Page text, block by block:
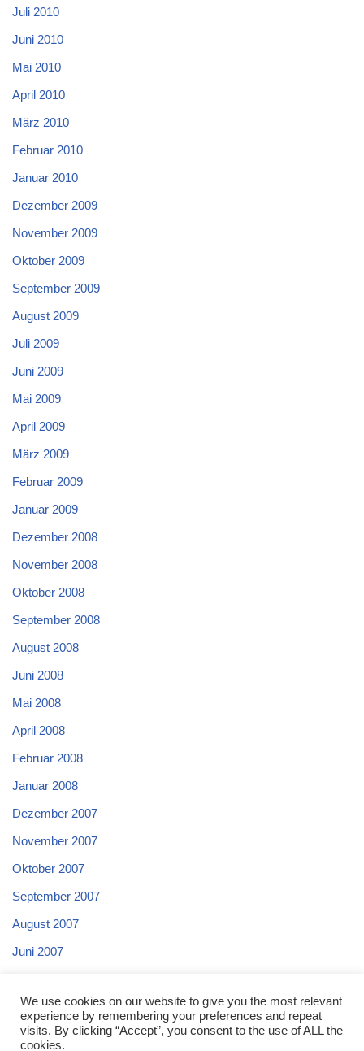
Juli 2010
Juni 2010
Mai 2010
April 2010
März 2010
Februar 2010
Januar 2010
Dezember 2009
November 2009
Oktober 2009
September 2009
August 2009
Juli 2009
Juni 2009
Mai 2009
April 2009
März 2009
Februar 2009
Januar 2009
Dezember 2008
November 2008
Oktober 2008
September 2008
August 2008
Juni 2008
Mai 2008
April 2008
Februar 2008
Januar 2008
Dezember 2007
November 2007
Oktober 2007
September 2007
August 2007
Juni 2007
April 2007
We use cookies on our website to give you the most relevant
experience by remembering your preferences and repeat
visits. By clicking “Accept”, you consent to the use of ALL the
cookies.